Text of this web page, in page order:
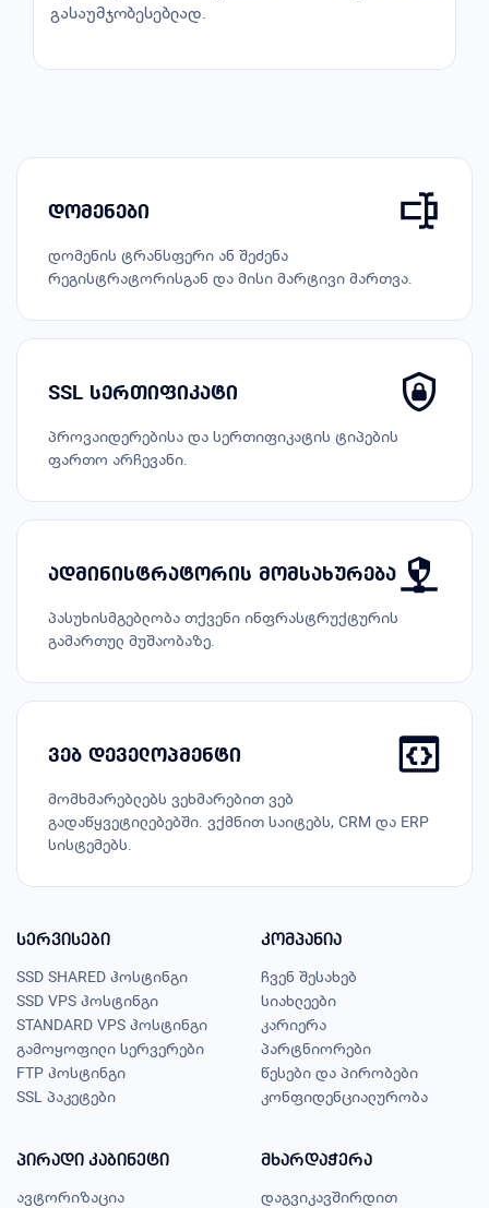
გასაუმჯობესებლად.
დომენები
დომენის ტრანსფერი ან შეძენა
რეგისტრატორისგან და მისი მარტივი მართვა.
SSL სერთიფიკატი
პროვაიდერებისა და სერთიფიკატის ტიპების
ფართო არჩევანი.
ადმინისტრატორის მომსახურება
პასუხისმგებლობა თქვენი ინფრასტრუქტურის
გამართულ მუშაობაზე.
ვებ დეველოპმენტი
მომხმარებლებს ვეხმარებით ვებ
გადაწყვეტილებებში. ვქმნით საიტებს, CRM და ERP
სისტემებს.
სერვისები
SSD SHARED ჰოსტინგი
SSD VPS ჰოსტინგი
STANDARD VPS ჰოსტინგი
გამოყოფილი სერვერები
FTP ჰოსტინგი
SSL პაკეტები
კომპანია
ჩვენ შესახებ
სიახლეები
კარიერა
პარტნიორები
წესები და პირობები
კონფიდენციალურობა
პირადი კაბინეტი
ავტორიზაცია
მხარდაჭერა
დაგვიკავშირდით